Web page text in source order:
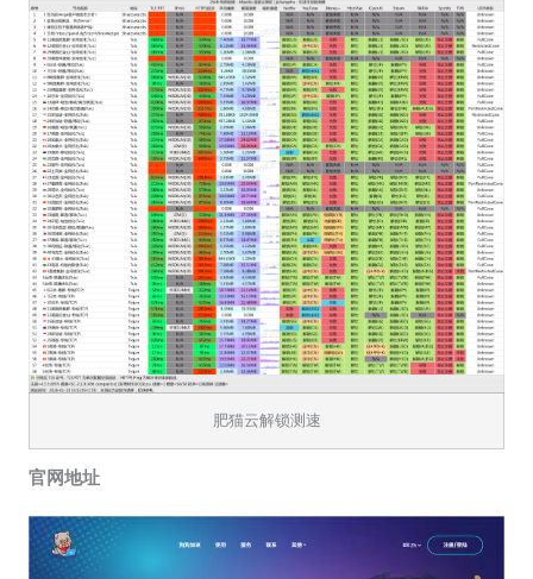
肥猫云解锁测速
官网地址